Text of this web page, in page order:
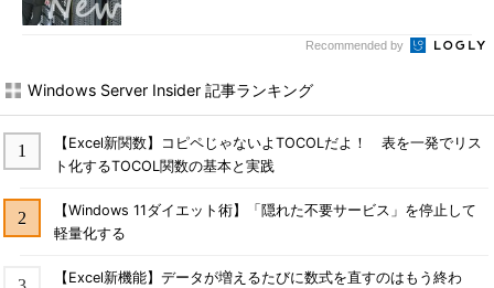
Recommended by
Windows Server Insider 記事ランキング
【Excel新関数】コピペじゃないよTOCOLだよ！ 表を一発でリス
ト化するTOCOL関数の基本と実践
【Windows 11ダイエット術】「隠れた不要サービス」を停止して
軽量化する
【Excel新機能】データが増えるたびに数式を直すのはもう終わ